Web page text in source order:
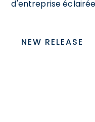
d'entreprise
NEW RELEASE